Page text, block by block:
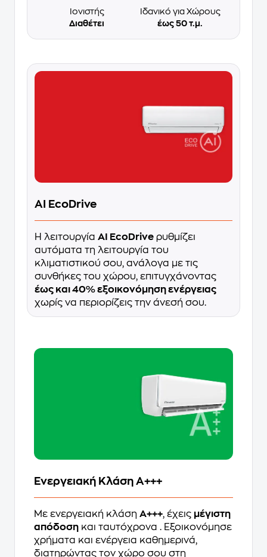
Ιονιστής
Διαθέτει
Ιδανικό για Χώρους
έως 50 τ.μ.
AI EcoDrive
Η λειτουργία AI EcoDrive ρυθμίζει
αυτόματα τη λειτουργία του
κλιματιστικού σου, ανάλογα με τις
συνθήκες του χώρου, επιτυγχάνοντας
έως και 40% εξοικονόμηση ενέργειας
χωρίς να περιορίζεις την άνεσή σου.
Ενεργειακή Κλάση A+++
Με ενεργειακή κλάση A+++, έχεις μέγιστη
απόδοση και ταυτόχρονα . Εξοικονόμησε
χρήματα και ενέργεια καθημερινά,
διατηρώντας τον χώρο σου στη